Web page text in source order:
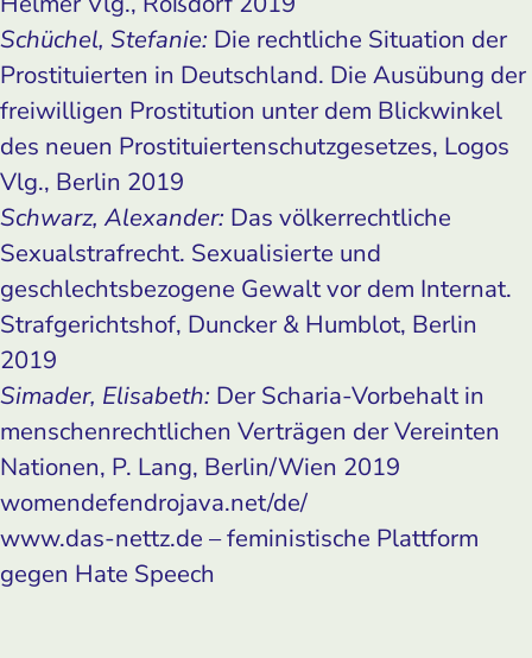
Schüchel, Stefanie: Die rechtliche Situation der
Prostituierten in Deutschland. Die Ausübung der
freiwilligen Prostitution unter dem Blickwinkel
des neuen Prostituiertenschutzgesetzes, Logos
Vlg., Berlin 2019
Schwarz, Alexander: Das völkerrechtliche
Sexualstrafrecht. Sexualisierte und
geschlechtsbezogene Gewalt vor dem Internat.
Strafgerichtshof, Duncker & Humblot, Berlin
2019
Simader, Elisabeth: Der Scharia-Vorbehalt in
menschenrechtlichen Verträgen der Vereinten
Nationen, P. Lang, Berlin/Wien 2019
womendefendrojava.net/de/
www.das-nettz.de – feministische Plattform
gegen Hate Speech